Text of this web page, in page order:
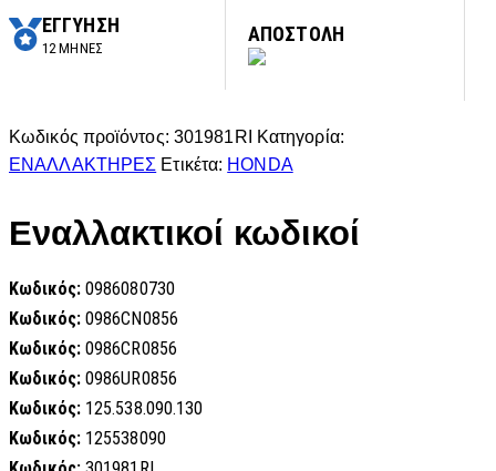
ΕΓΓΥΗΣΗ
12 ΜΗΝΕΣ
ΑΠΟΣΤΟΛΗ
Κωδικός προϊόντος: 301981RI
Κατηγορία:
ΕΝΑΛΛΑΚΤΗΡΕΣ Ετικέτα: HONDA
Εναλλακτικοί κωδικοί
Κωδικός: 0986080730
Κωδικός: 0986CN0856
Κωδικός: 0986CR0856
Κωδικός: 0986UR0856
Κωδικός: 125.538.090.130
Κωδικός: 125538090